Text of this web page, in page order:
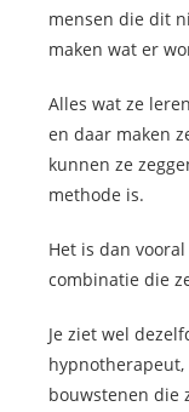
mensen die dit
maken wat er
Alles wat ze
en daar maken
kunnen ze
methode is.
Het is dan
combinatie die
Je ziet wel
bouwstenen die